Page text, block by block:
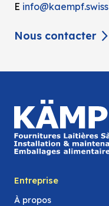
E info@kaempf.swiss
Nous contacter
Entreprise
À propos